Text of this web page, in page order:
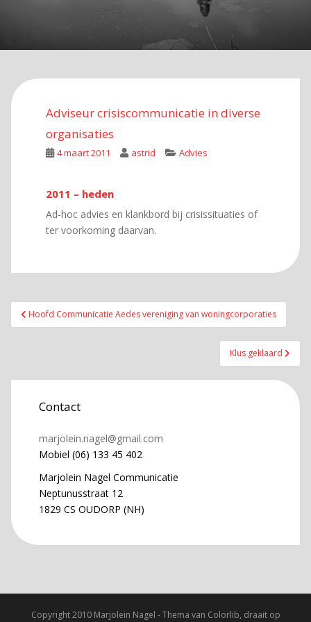
Adviseur crisiscommunicatie in diverse
organisaties
4 maart 2011 astrid Advies
2011 – heden
Ad-hoc advies en klankbord bij crisissituaties of
ter voorkoming daarvan.
Bericht
navigatie
Hoofd Communicatie Aedes vereniging van woningcorporaties
Klus geklaard
Contact
marjolein.nagel@gmail.com
Mobiel (06) 133 45 402
Marjolein Nagel Communicatie
Neptunusstraat 12
1829 CS OUDORP (NH)
Copyright 2010 Marjolein Nagel - Thema van Colorlib, draait op